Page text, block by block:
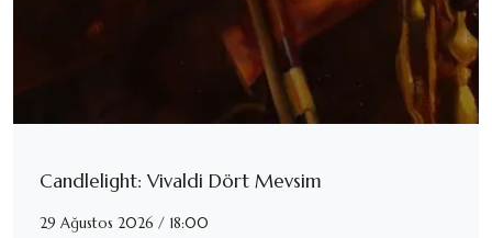
Candlelight: Vivaldi Dört Mevsim
29 Ağustos 2026 / 18:00